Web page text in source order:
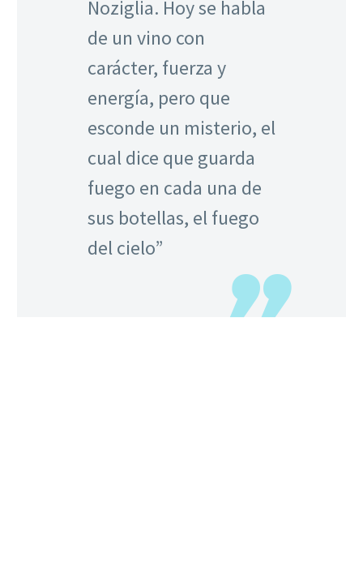
Noziglia. Hoy se habla
de un vino con
carácter, fuerza y
energía, pero que
esconde un misterio, el
cual dice que guarda
fuego en cada una de
sus botellas, el fuego
del cielo”